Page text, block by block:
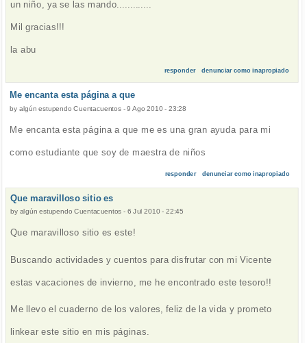
un niño, ya se las mando.............
Mil gracias!!!
la abu
responder denunciar como inapropiado
Me encanta esta página a que
by algún estupendo Cuentacuentos-9 Ago 2010 - 23:28
Me encanta esta página a que me es una gran ayuda para mi
como estudiante que soy de maestra de niños
responder denunciar como inapropiado
Que maravilloso sitio es
by algún estupendo Cuentacuentos - 6 Jul 2010 - 22:45
Que maravilloso sitio es este!
Buscando actividades y cuentos para disfrutar con mi Vicente
estas vacaciones de invierno, me he encontrado este tesoro!!
Me llevo el cuaderno de los valores, feliz de la vida y prometo
linkear este sitio en mis páginas.